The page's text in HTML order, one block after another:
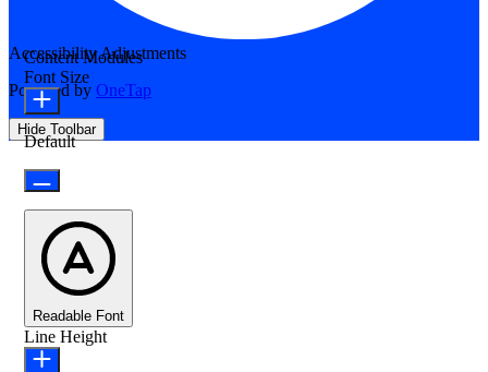
Accessibility Adjustments
Powered by OneTap
Hide Toolbar
Content Modules
Font Size
Default
Readable Font
Line Height